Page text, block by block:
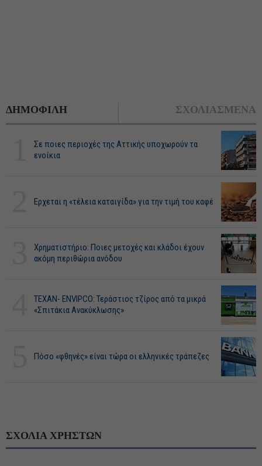
ΔΗΜΟΦΙΛΗ ΣΧΟΛΙΑΣΜΕΝΑ
Σε ποιες περιοχές της Αττικής υποχωρούν τα
ενοίκια
Ερχεται η «τέλεια καταιγίδα» για την τιμή του καφέ
Χρηματιστήριο: Ποιες μετοχές και κλάδοι έχουν
ακόμη περιθώρια ανόδου
ΤΕΧΑΝ- ENVIPCO: Τεράστιος τζίρος από τα μικρά
«Σπιτάκια Ανακύκλωσης»
Πόσο «φθηνές» είναι τώρα οι ελληνικές τράπεζες
ΣΧΟΛΙΑ ΧΡΗΣΤΩΝ